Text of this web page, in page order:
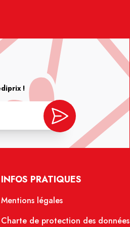
!
INFOS PRATIQUES
Mentions légales
Charte de protection des données